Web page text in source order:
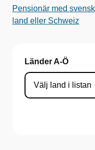
Pensionär med
land eller Schweiz
Länder A-Ö